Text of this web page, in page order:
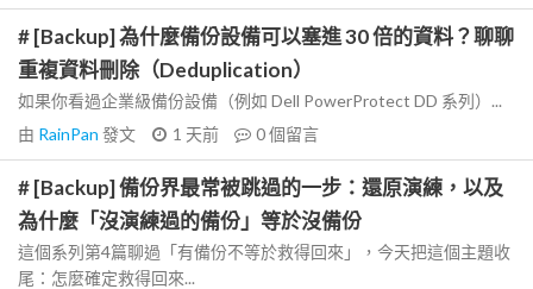
# [Backup] 為什麼備份設備可以塞進 30 倍的資料？聊聊
重複資料刪除（Deduplication）
如果你看過企業級備份設備（例如 Dell PowerProtect DD 系列）...
由 RainPan 發文 1 天前 0個留言
# [Backup] 備份界最常被跳過的一步：還原演練，以及
為什麼「沒演練過的備份」等於沒備份
這個系列第4篇聊過「有備份不等於救得回來」，今天把這個主題收
尾：怎麼確定救得回來...